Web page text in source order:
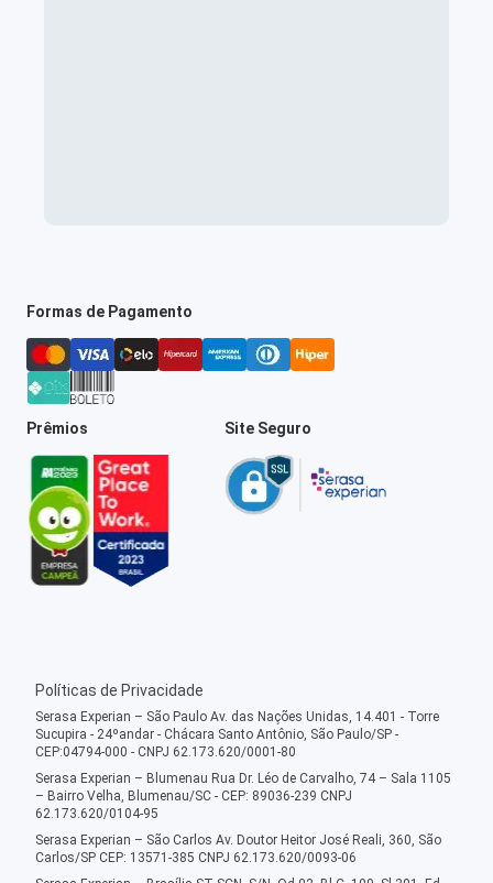
Formas de Pagamento
Prêmios Site Seguro
Políticas de Privacidade
Serasa Experian – São Paulo Av. das Nações Unidas, 14.401 - Torre
Sucupira - 24ºandar - Chácara Santo Antônio, São Paulo/SP -
CEP:04794-000 - CNPJ 62.173.620/0001-80
Serasa Experian – Blumenau Rua Dr. Léo de Carvalho, 74 – Sala 1105
– Bairro Velha, Blumenau/SC - CEP: 89036-239 CNPJ
62.173.620/0104-95
Serasa Experian – São Carlos Av. Doutor Heitor José Reali, 360, São
Carlos/SP CEP: 13571-385 CNPJ 62.173.620/0093-06